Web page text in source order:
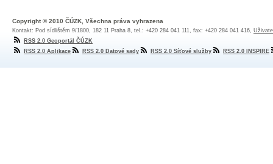
Copyright © 2010 ČÚZK, Všechna práva vyhrazena
Kontakt: Pod sídlištěm 9/1800, 182 11 Praha 8, tel.: +420 284 041 111, fax: +420 284 041 416,
RSS 2.0 Geoportál ČÚZK
RSS 2.0 Aplikace
RSS 2.0 Datové sady RSS 2.0 Síťové služby RSS 2.0 INSPIRE